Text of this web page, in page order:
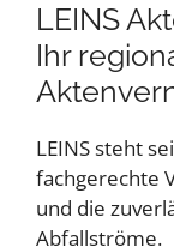
LEINS
Ihr
LEINS steht
fachgerechte
und die
Abfallströme.